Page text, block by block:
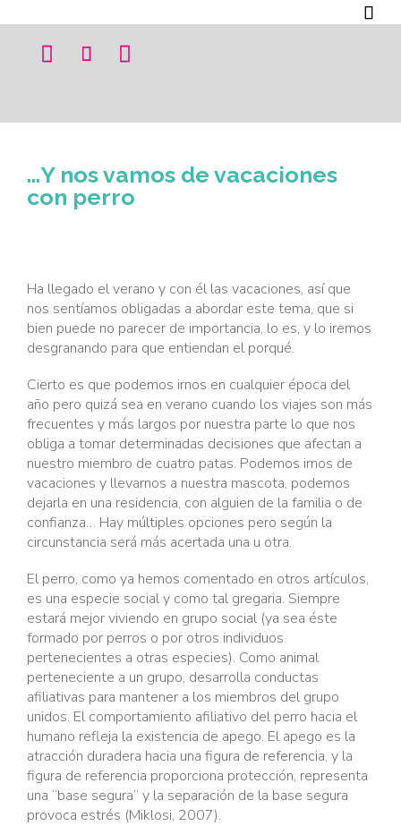

  
…Y nos vamos de vacaciones
con perro
Ha llegado el verano y con él las vacaciones, así que
nos sentíamos obligadas a abordar este tema, que si
bien puede no parecer de importancia, lo es, y lo iremos
desgranando para que entiendan el porqué.
Cierto es que podemos irnos en cualquier época del
año pero quizá sea en verano cuando los viajes son más
frecuentes y más largos por nuestra parte lo que nos
obliga a tomar determinadas decisiones que afectan a
nuestro miembro de cuatro patas. Podemos irnos de
vacaciones y llevarnos a nuestra mascota, podemos
dejarla en una residencia, con alguien de la familia o de
confianza… Hay múltiples opciones pero según la
circunstancia será más acertada una u otra.
El perro, como ya hemos comentado en otros artículos,
es una especie social y como tal gregaria. Siempre
estará mejor viviendo en grupo social (ya sea éste
formado por perros o por otros individuos
pertenecientes a otras especies). Como animal
perteneciente a un grupo, desarrolla conductas
afiliativas para mantener a los miembros del grupo
unidos. El comportamiento afiliativo del perro hacia el
humano refleja la existencia de apego. El apego es la
atracción duradera hacia una figura de referencia, y la
figura de referencia proporciona protección, representa
una “base segura” y la separación de la base segura
provoca estrés (Miklosi, 2007).